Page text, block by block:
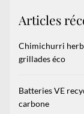
Articles
Chimichurri
grillades éco
Batteries VE
carbone